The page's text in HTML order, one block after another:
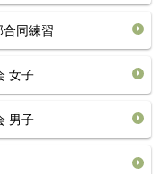
同練習
女子
男子